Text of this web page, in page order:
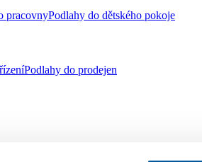
pracovnyPodlahy do dětského pokoje
Podlahy do prodejen